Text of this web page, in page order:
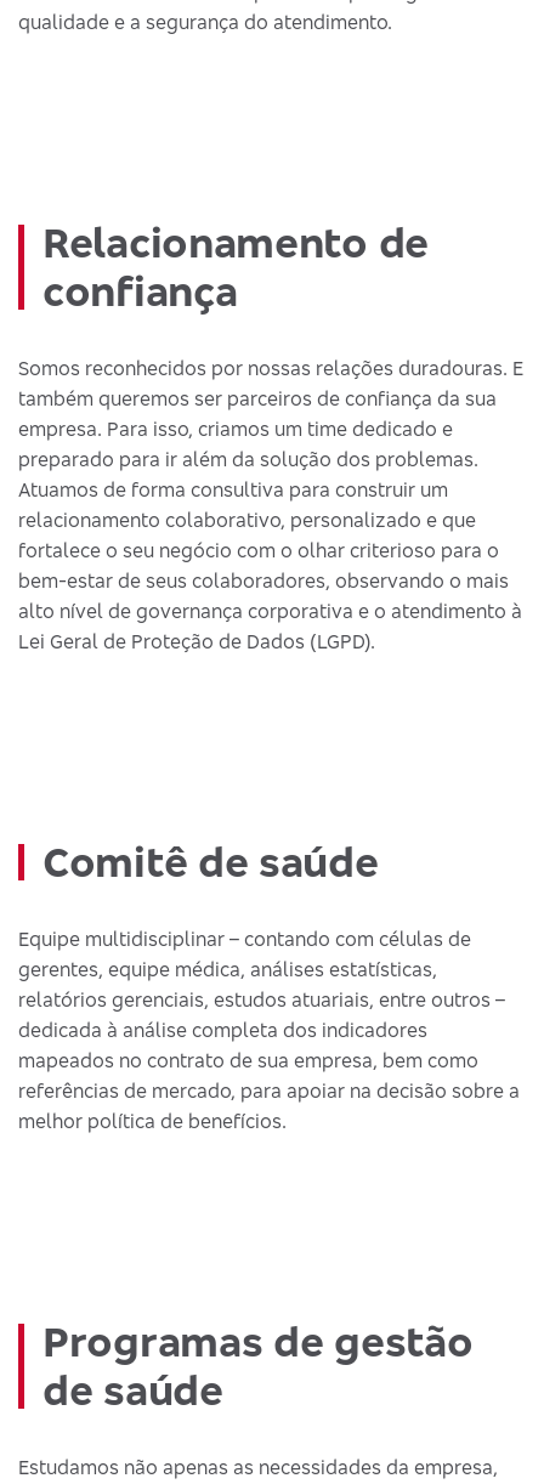
qualidade e a segurança do atendimento.
Relacionamento de
confiança
Somos reconhecidos por nossas relações duradouras. E
também queremos ser parceiros de confiança da sua
empresa. Para isso, criamos um time dedicado e
preparado para ir além da solução dos problemas.
Atuamos de forma consultiva para construir um
relacionamento colaborativo, personalizado e que
fortalece o seu negócio com o olhar criterioso para o
bem-estar de seus colaboradores, observando o mais
alto nível de governança corporativa e o atendimento à
Lei Geral de Proteção de Dados (LGPD).
Comitê de saúde
Equipe multidisciplinar – contando com células de
gerentes, equipe médica, análises estatísticas,
relatórios gerenciais, estudos atuariais, entre outros –
dedicada à análise completa dos indicadores
mapeados no contrato de sua empresa, bem como
referências de mercado, para apoiar na decisão sobre a
melhor política de benefícios.
Programas de gestão
de saúde
Estudamos não apenas as necessidades da empresa,